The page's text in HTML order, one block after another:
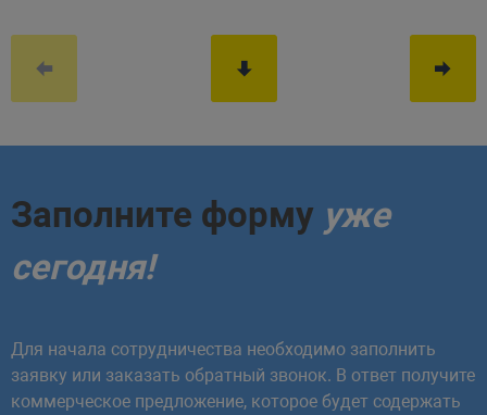
Заполните форму уже
сегодня!
Для начала сотрудничества необходимо заполнить
заявку или заказать обратный звонок. В ответ получите
коммерческое предложение, которое будет содержать